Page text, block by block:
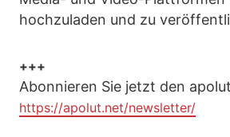
hochzuladen und zu
+++
Abonnieren Sie jetzt den
https://apolut.net/newsletter/